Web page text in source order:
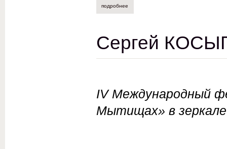
подробнее
Сергей
IV Международный
Мытищах» в